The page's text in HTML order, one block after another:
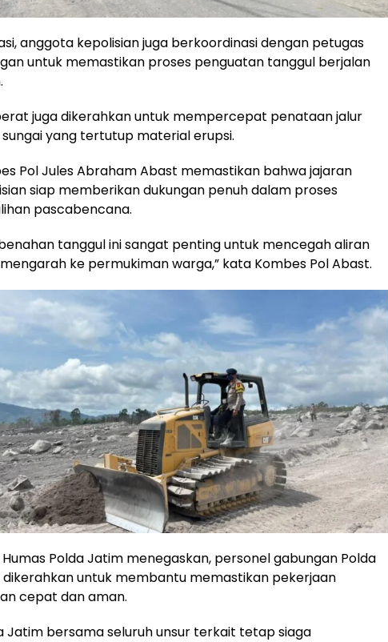
anggota kepolisian juga berkoordinasi dengan petugas
untuk memastikan proses penguatan tanggul berjalan
juga dikerahkan untuk mempercepat penataan jalur
yang tertutup material erupsi.
Pol Jules Abraham Abast memastikan bahwa jajaran
siap memberikan dukungan penuh dalam proses
pascabencana.
tanggul ini sangat penting untuk mencegah aliran
ke permukiman warga,” kata Kombes Pol Abast.
Humas Polda Jatim menegaskan, personel gabungan Polda
untuk membantu memastikan pekerjaan
cepat dan aman.
Jatim bersama seluruh unsur terkait tetap siaga